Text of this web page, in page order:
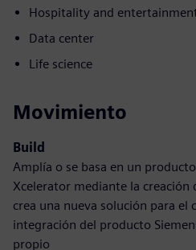
Hospitality and
Data center
Life science
Movimiento
Build
Amplía o se basa en un
Xcelerator mediante la
crea una nueva solución para el
integración del producto
propio